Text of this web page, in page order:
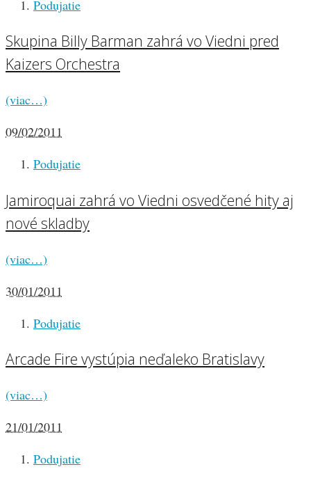
Podujatie
Skupina Billy Barman zahrá vo Viedni pred
Kaizers Orchestra
(viac…)
09/02/2011
Podujatie
Jamiroquai zahrá vo Viedni osvedčené hity aj
nové skladby
(viac…)
30/01/2011
Podujatie
Arcade Fire vystúpia neďaleko Bratislavy
(viac…)
21/01/2011
Podujatie